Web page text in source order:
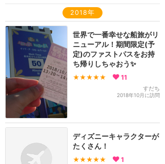
2018年
世界で一番幸せな船旅がリ
ニューアル！期間限定(予
定)のファストパスをお持
ち帰りしちゃおう✨
★★★★★ 11
すだち
2018年10月に訪問
ディズニーキャラクターが
たくさん！
★★★★★ 1